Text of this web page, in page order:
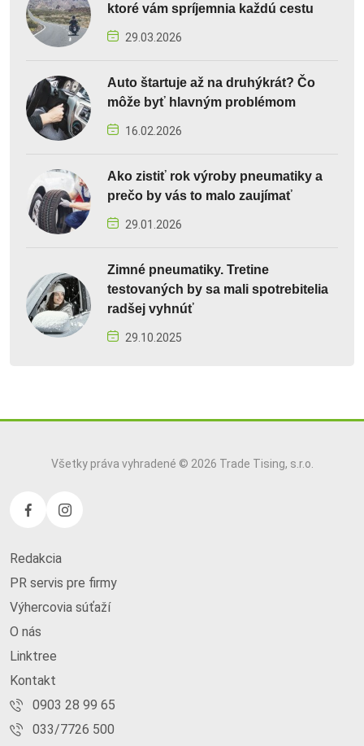
ktoré vám spríjemnia každú cestu
29.03.2026
Auto štartuje až na druhýkrát? Čo
môže byť hlavným problémom
16.02.2026
Ako zistiť rok výroby pneumatiky a
prečo by vás to malo zaujímať
29.01.2026
Zimné pneumatiky. Tretine
testovaných by sa mali spotrebitelia
radšej vyhnúť
29.10.2025
Všetky práva vyhradené © 2026 Trade Tising, s.r.o.
Redakcia
PR servis pre firmy
Výhercovia súťaží
O nás
Linktree
Kontakt
0903 28 99 65
033/7726 500